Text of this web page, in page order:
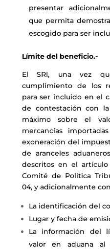
presentar
que permita
escogido para ser
Límite del beneficio.-
El SRI, una vez
cumplimiento de los
para ser incluido en el
de contestación con
máximo sobre el
mercancías
exoneración del
de aranceles
descritos en el
Comité de Política
04, y adicionalmente
La identificación del
Lugar y fecha de
La información del
valor en aduana